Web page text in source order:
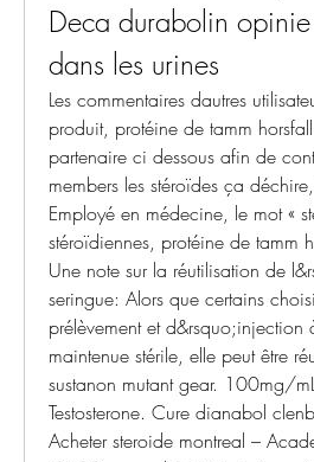
Deca durabolin
dans les urines
Les commentaires dautres
produit, protéine de tamm
partenaire ci dessous afin de
members les stéroïdes ça
Employé en médecine, le mot «
stéroïdiennes, protéine de tamm
Une note sur la réutilisation de
seringue: Alors que certains
prélèvement et
maintenue stérile, elle peut être
sustanon mutant gear. 100mg/
Testosterone. Cure dianabol
Acheter steroide montreal –